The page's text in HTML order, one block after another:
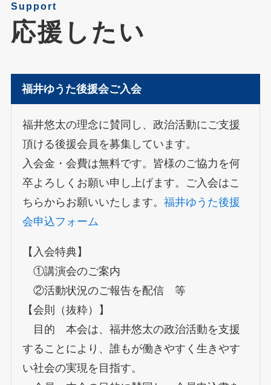
Support
応援したい
福井ゆうた後援会ご入会
福井悠太の理念に賛同し、政治活動にご支援
頂ける後援会員を募集しています。
入会金・会費は無料です。皆様のご協力を何
卒よろしくお願い申し上げます。ご入会はこ
ちらからお願いいたします。 福井ゆうた後援
会申込フォーム
【入会特典】
①講演会のご案内
②活動状況のご報告を配信 等
【会則（抜粋）】
目的 本会は、福井悠太の政治活動を支援
することにより、誰もが働きやすく生きやす
い社会の実現を目指す。